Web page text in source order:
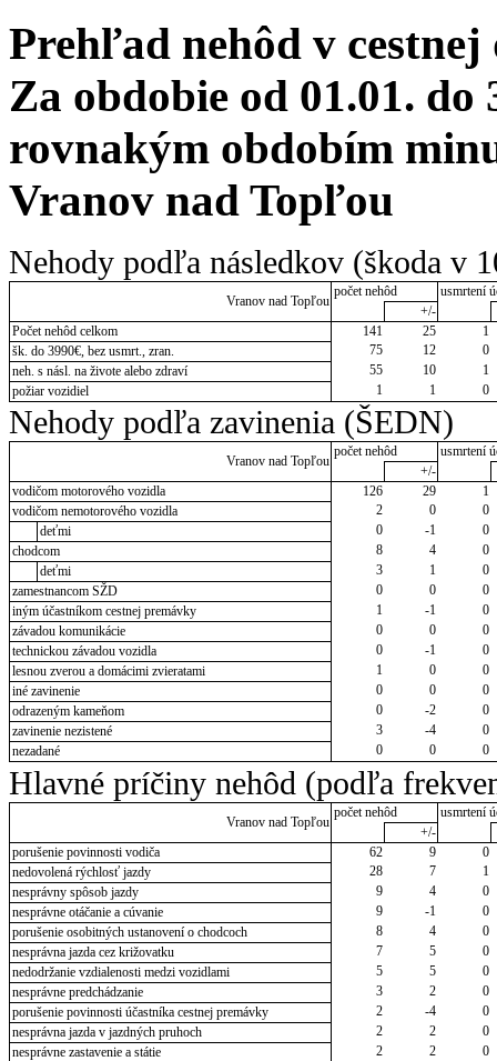
Prehľad nehôd v cestnej
Za obdobie od 01.01. do
rovnakým obdobím
Vranov nad Topľou
Nehody podľa následkov (škoda v
Vranov nad Topľou
počet nehôd
usmrtení
+/-
Počet nehôd celkom
141 25
1
šk. do 3990€, bez usmrt., zran.
75 12
0
neh. s násl. na živote alebo zdraví
55 10
1
požiar vozidiel
1 1 0
Nehody podľa zavinenia (ŠEDN)
Vranov nad Topľou
počet nehôd
usmrtení
+/-
vodičom motorového vozidla
126 29
1
vodičom nemotorového vozidla
2 0
0
deťmi
0 -1
0
chodcom
8 4
0
deťmi
3 1
0
zamestnancom SŽD
0 0
0
iným účastníkom cestnej premávky
1 -1
0
závadou komunikácie
0 0
0
technickou závadou vozidla
0 -1
0
lesnou zverou a domácimi zvieratami
1 0
0
iné zavinenie
0 0
0
odrazeným kameňom
0 -2
0
zavinenie nezistené
3 -4
0
nezadané
0 0 0
Hlavné príčiny nehôd (podľa
Vranov nad Topľou
počet nehôd
usmrtení
+/-
porušenie povinnosti vodiča
62 9
0
nedovolená rýchlosť jazdy
28 7
1
nesprávny spôsob jazdy
9 4
0
nesprávne otáčanie a cúvanie
9 -1
0
porušenie osobitných ustanovení o chodcoch
8 4
0
nesprávna jazda cez križovatku
7 5
0
nedodržanie vzdialenosti medzi vozidlami
5 5
0
nesprávne predchádzanie
3 2
0
porušenie povinnosti účastníka cestnej premávky
2 -4
0
nesprávna jazda v jazdných pruhoch
2 2
0
nesprávne zastavenie a státie
2 2
0